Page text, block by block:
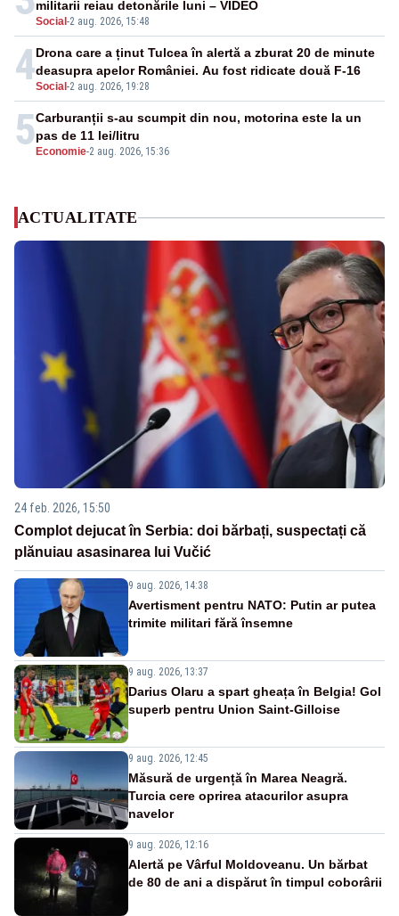
Social -2 aug. 2026, 15:48
militarii reiau detonările luni – VIDEO
4Social -2 aug. 2026, 19:28
Drona care a ținut Tulcea în alertă a zburat 20 de minute
deasupra apelor României. Au fost ridicate două F-16
5 Economie-2 aug. 2026, 15:36
Carburanții s-au scumpit din nou, motorina este la un
pas de 11 lei/litru
ACTUALITATE
24 feb. 2026, 15:50
Complot dejucat în Serbia: doi bărbați, suspectați că
plănuiau asasinarea lui Vučić
9 aug. 2026, 14:38
Avertisment pentru NATO: Putin ar putea
trimite militari fără însemne
9 aug. 2026, 13:37
Darius Olaru a spart gheața în Belgia! Gol
superb pentru Union Saint-Gilloise
9 aug. 2026, 12:45
Măsură de urgență în Marea Neagră.
Turcia cere oprirea atacurilor asupra
navelor
9 aug. 2026, 12:16
Alertă pe Vârful Moldoveanu. Un bărbat
de 80 de ani a dispărut în timpul coborârii